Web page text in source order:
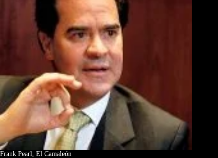
Frank Pearl, El Camaleón